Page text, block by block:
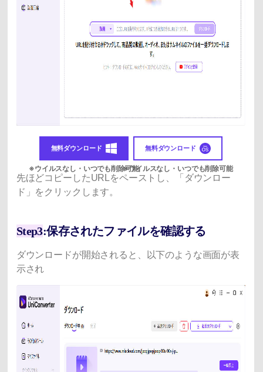
無料ダウンロード 無料ダウンロード
先ほどコピーしたURLをペーストし、「ダウンロー
ド」をクリックします。
Step3:保存されたファイルを確認する
ダウンロードが開始されると、以下のような画面が表
示され